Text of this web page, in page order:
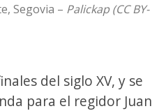
Segovia – Palickap (CC BY-
del siglo XV, y se
para el regidor Juan